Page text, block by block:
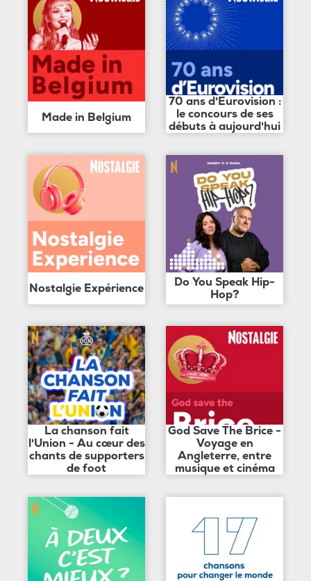
Made in Belgium
70 ans d'Eurovision :
le concours de ses
débuts à aujourd'hui
Nostalgie Expérience
Do You Speak Hip-
Hop?
La chanson fait
l'Union - Au cœur des
chants de supporters
de foot
God Save The Brice -
Voyage en
Angleterre, entre
musique et cinéma